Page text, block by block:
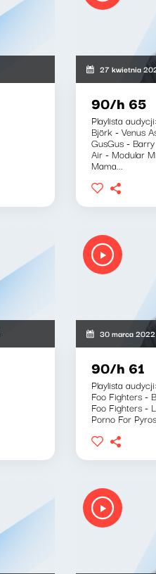
27 kwietnia
90/h 65
Playlista audycji:
Björk - Venus
GusGus - Barry
Air - Modular
Mama...
30 marca 2022
90/h 61
Playlista audycji:
Foo Fighters -
Foo Fighters -
Porno For